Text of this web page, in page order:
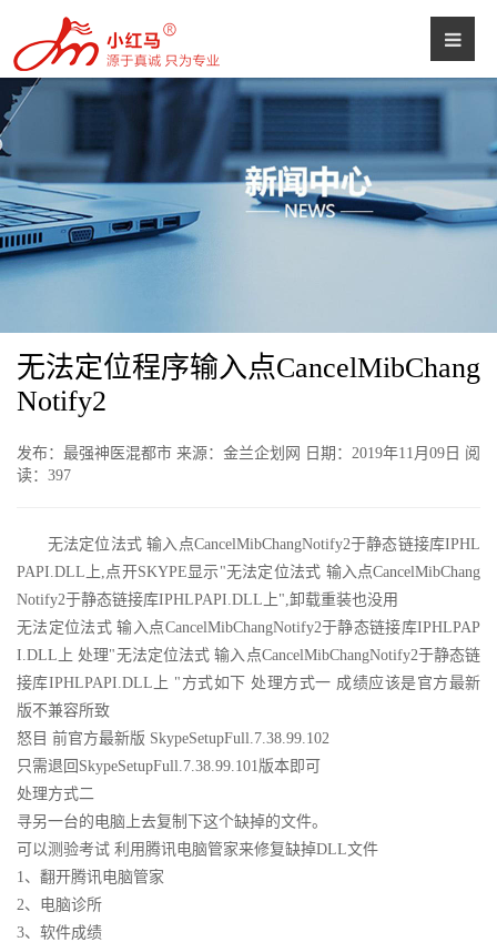
无法定位程序输入点CancelMibChang
Notify2
发布：最强神医混都市 来源：金兰企划网 日期：2019年11月09日 阅
读： 397
无法定位法式 输入点CancelMibChangNotify2于静态链接库IPHL
PAPI.DLL上,点开SKYPE显示"无法定位法式 输入点CancelMibChang
Notify2于静态链接库IPHLPAPI.DLL上",卸载重装也没用
无法定位法式 输入点CancelMibChangNotify2于静态链接库IPHLPAP
I.DLL上 处理"无法定位法式 输入点CancelMibChangNotify2于静态链
接库IPHLPAPI.DLL上 "方式如下 处理方式一 成绩应该是官方最新
版不兼容所致
怒目 前官方最新版 SkypeSetupFull.7.38.99.102
只需退回SkypeSetupFull.7.38.99.101版本即可
处理方式二
寻另一台的电脑上去复制下这个缺掉的文件。
可以测验考试 利用腾讯电脑管家来修复缺掉DLL文件
1、翻开腾讯电脑管家
2、电脑诊所
3、软件成绩